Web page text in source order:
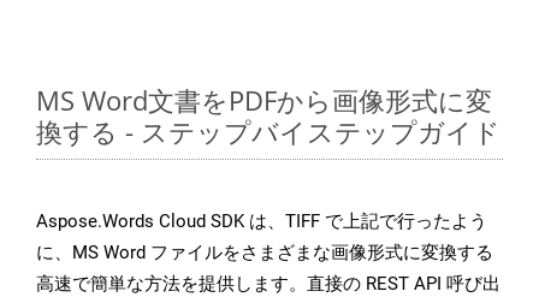
MS Word文書をPDFから画像形式に変
換する - ステップバイステップガイド
Aspose.Words Cloud SDK は、TIFF で上記で行ったよう
に、MS Word ファイルをさまざまな画像形式に変換する
高速で簡単な方法を提供します。直接の REST API 呼び出